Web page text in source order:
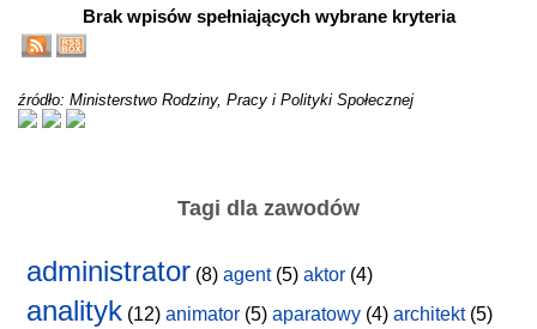
Brak wpisów spełniających wybrane kryteria
źródło: Ministerstwo Rodziny, Pracy i Polityki Społecznej
Tagi dla zawodów
administrator (8) agent(5) aktor (4)
analityk (12) animator (5) aparatowy (4) architekt(5)